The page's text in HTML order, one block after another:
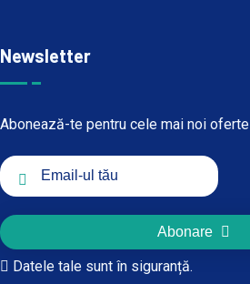
Newsletter
Abonează-te pentru cele mai noi oferte
Abonare
Datele tale sunt în siguranță.